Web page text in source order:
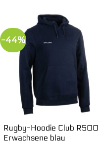
-44%
Rugby-Hoodie Club R500
Erwachsene blau